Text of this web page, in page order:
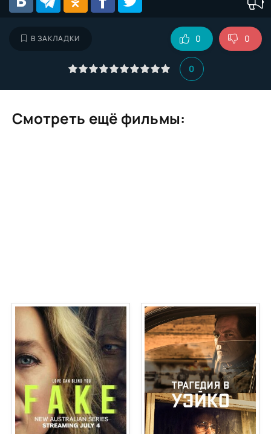
В ЗАКЛАДКИ
0
0 0
Смотреть ещё фильмы: